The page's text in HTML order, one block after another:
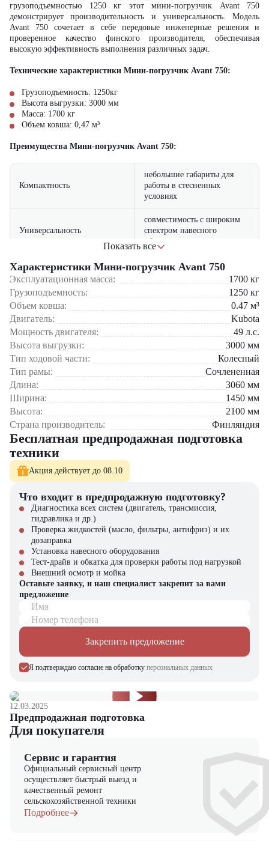
грузоподъемностью 1250 кг этот мини-погрузчик Avant 750
демонстрирует производительность и универсальность. Модель
Avant 750 сочетает в себе передовые инженерные решения и
проверенное качество финского производителя, обеспечивая
высокую эффективность выполнения различных задач.
Технические характеристики Мини-погрузчик Avant 750:
Грузоподъемность: 1250кг
Высота выгрузки: 3000 мм
Масса: 1700 кг
Объем ковша: 0,47 м³
Преимущества Мини-погрузчик Avant 750:
Компактность
небольшие габариты для
работы в стесненных
условиях
Универсальность
совместимость с широким
спектром навесного
оборудования
Маневренность
система шарнирно-
сочлененной рамы
Надежность
качественные компоненты и
прочная конструкция
Простота управления
Мини-погрузчик Avant 750
идеально подходит для коммунального
хозяйства, строительных площадок, сельского хозяйства и
складских помещений. Отличное решение для работы в городских
условиях и ограниченном пространстве.
Мини-погрузчик Avant 750 предлагает оптимальное сочетание
производительности, маневренности и надежности. Выбор этой
модели — это инвестиция в качественную технику с широкими
функциональными возможностями.
Мини-погрузчик Avant 750можно приобрести в компании
ЦТО
". Мы являемся официальным дилером и предлагаем новые
модели техники с полной гарантией. На нашем сайте вы найдёте
широкий выбор спецтехники, вилочной и малой складской
техники, навесного оборудования и запчастей.
Показать все
Характеристики Мини-погрузчик Avant 750
Эксплуатационная масса: 1700 кг
Грузоподъемность:
1250 кг
Объем ковша:
0.47 м³
Двигатель:
Kubota
Мощность двигателя:
49 л.с.
Высота выгрузки:
3000 мм
Тип ходовой части:
Колесный
Тип рамы:
Сочлененная
Длина:
3060 мм
Ширина:
1450 мм
Высота:
2100 мм
Страна производитель:
Финляндия
Бесплатная предпродажная подготовка
техники
Акция действует до 08.10
Что входит в предпродажную подготовку?
Диагностика всех систем (двигатель, трансмиссия,
гидравлика и др.)
Проверка жидкостей (масло, фильтры, антифриз) и их
дозаправка
Установка навесного оборудования
Тест-драйв и обкатка для проверки работы под нагрузкой
Внешний осмотр и мойка
Оставьте заявку, и наш специалист закрепит за вами
предложение
Имя
Номер телефона
Закрепить предложение
Я подтверждаю согласие на обработку персональных данных
12.03.2025
Предпродажная подготовка
Для покупателя
Сервис и гарантия
Официальный сервисный центр
осуществляет быстрый выезд и
качественный ремонт
сельскохозяйственной техники
Подробнее